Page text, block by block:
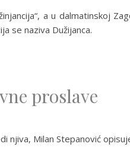
a u dalmatinskoj
se naziva Dužijanca.
proslave
njiva, Milan Stepanović